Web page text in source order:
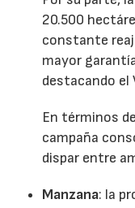
20.500
constante
mayor
destacando el
En términos
campaña
dispar entre
Manzana: la